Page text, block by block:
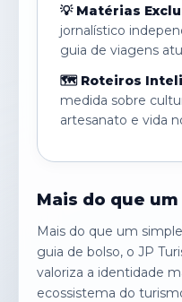
💡 Matérias
jornalístico
guia de viagens
🗺️ Roteiros
medida sobre
artesanato e vida
Mais do que um
Mais do que um
guia de bolso, o JP
valoriza a identidade
ecossistema do